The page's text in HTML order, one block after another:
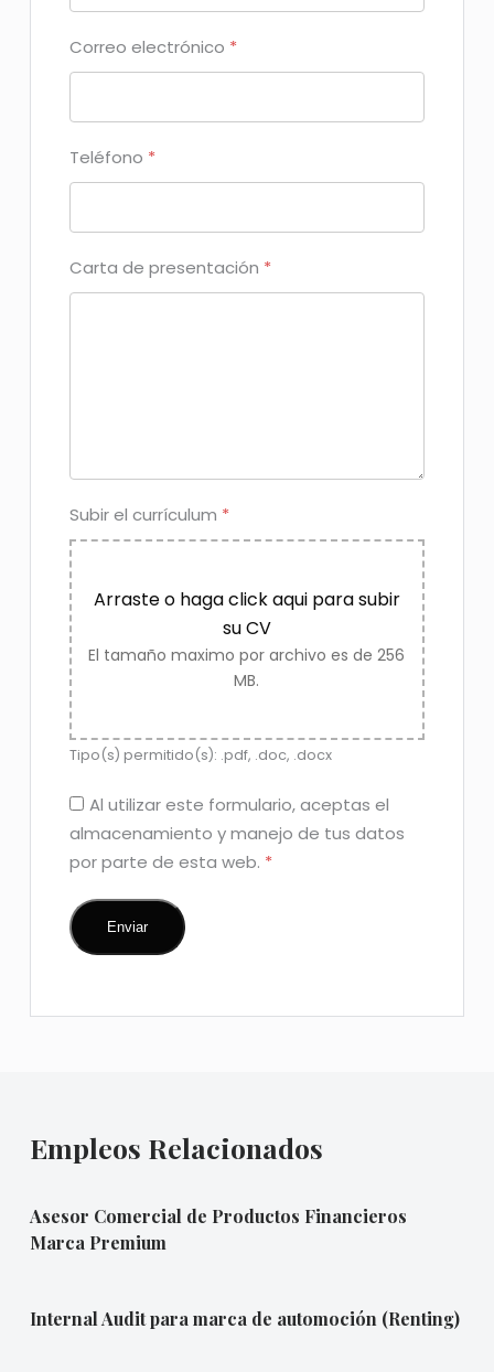
Correo electrónico *
Teléfono *
Carta de presentación *
Subir el currículum *
Arraste o haga click aqui para subir
su CV
El tamaño maximo por archivo es de 256
MB.
Tipo(s) permitido(s): .pdf, .doc, .docx
Al utilizar este formulario, aceptas el
almacenamiento y manejo de tus datos
por parte de esta web. *
Empleos Relacionados
Asesor Comercial de Productos Financieros
Marca Premium
Internal Audit para marca de automoción (Renting)